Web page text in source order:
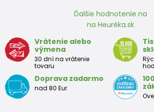
Ďalšie hodnotenie na
na Heuréka.sk
Vrátenie alebo
výmena
30 dní na vrátenie
tovaru
Doprava zadarmo
nad 80 Eur